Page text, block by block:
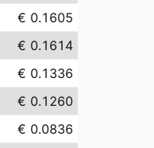
€ 0.1605
€ 0.1614
€ 0.1336
€ 0.1260
€ 0.0836